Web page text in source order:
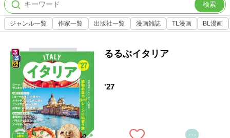
検索
ジャンル一覧 作家一覧 出版社一覧 漫画雑誌 TL漫画 BL漫画
るるぶイタリア
'27